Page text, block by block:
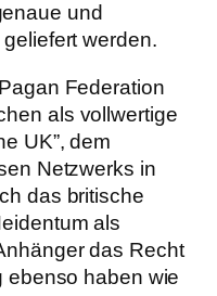
und
werden.
Federation
als vollwertige
UK”, dem
Netzwerks in
das britische
als
das Recht
ebenso haben wie